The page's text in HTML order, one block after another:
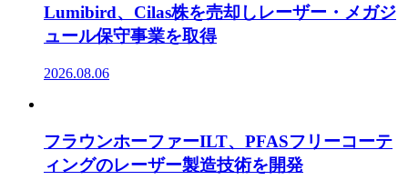
Lumibird、Cilas株を売却しレーザー・メガジ
ュール保守事業を取得
2026.08.06
フラウンホーファーILT、PFASフリーコーテ
ィングのレーザー製造技術を開発